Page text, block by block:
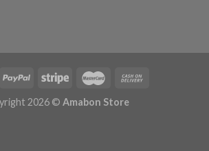
2026 © Amabon Store